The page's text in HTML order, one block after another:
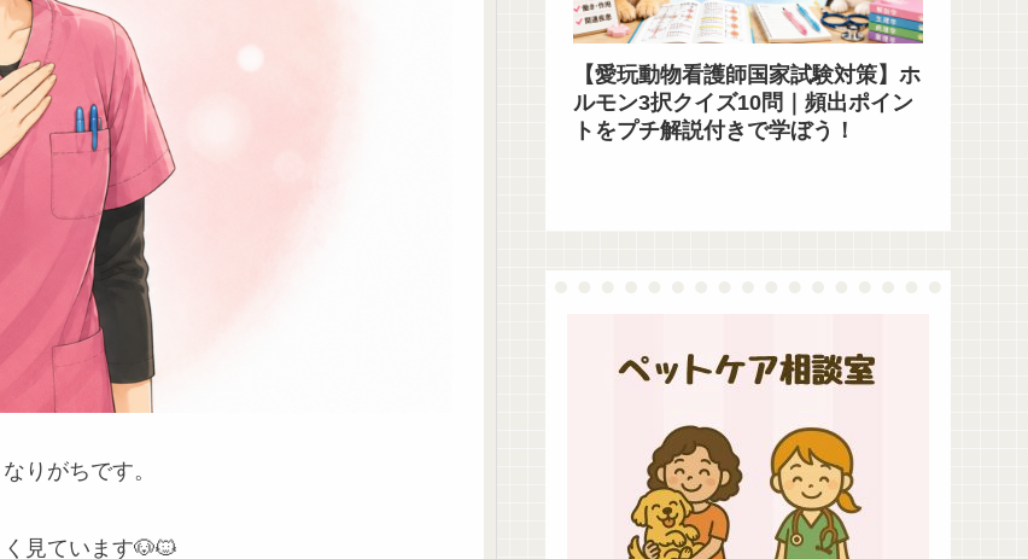
りがちです。
見ています🐶🐱
【愛玩動物看護師国家試験対策】ホ
ルモン3択クイズ10問｜頻出ポイン
トをプチ解説付きで学ぼう！